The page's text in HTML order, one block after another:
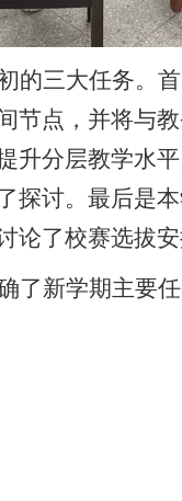
的三大任务。
节点，并将与
分层教学水
讨。最后是
了校赛选拔安
新学期主要